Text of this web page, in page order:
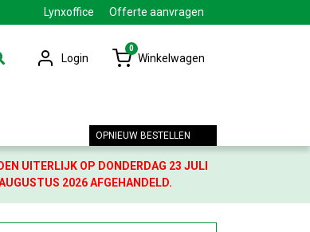
Lynxoffice Offerte aanvragen
Login
0
Winkelwagen
OPNIEUW BESTELLEN
UITERLIJK OP DONDERDAG 23 JULI
2026 AFGEHANDELD.